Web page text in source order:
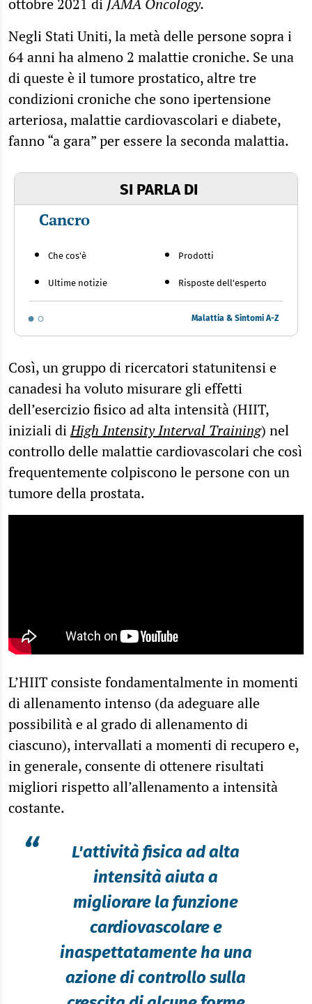
Negli Stati Uniti, la metà delle persone sopra i
64 anni ha almeno 2 malattie croniche. Se una
di queste è il tumore prostatico, altre tre
condizioni croniche che sono ipertensione
arteriosa, malattie cardiovascolari e diabete,
fanno “a gara” per essere la seconda malattia.
SI PARLA DI
Cancro
Che cos'è
Ultime notizie
Prodotti
Risposte dell'esperto
Malattia & Sintomi A-Z
Così, un gruppo di ricercatori statunitensi e
canadesi ha voluto misurare gli effetti
dell’esercizio fisico ad alta intensità (HIIT,
iniziali diHigh Intensity Interval Training) nel
controllo delle malattie cardiovascolari che così
frequentemente colpiscono le persone con un
tumore della prostata.
L’HIIT consiste fondamentalmente in momenti
di allenamento intenso (da adeguare alle
possibilità e al grado di allenamento di
ciascuno), intervallati a momenti di recupero e,
in generale, consente di ottenere risultati
migliori rispetto all’allenamento a intensità
costante.
“
L'attività fisica ad alta
intensità aiuta a
migliorare la funzione
cardiovascolare e
inaspettatamente ha una
azione di controllo sulla